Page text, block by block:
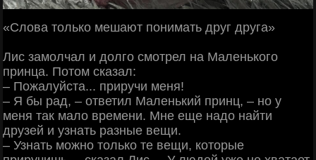
«Слова только мешают понимать друг друга»
Лис замолчал и долго смотрел на Маленького
принца. Потом сказал:
‒ Пожалуйста... приручи меня!
‒ Я бы рад, ‒ ответил Маленький принц, ‒ но у
меня так мало времени. Мне еще надо найти
друзей и узнать разные вещи.
‒ Узнать можно только те вещи, которые